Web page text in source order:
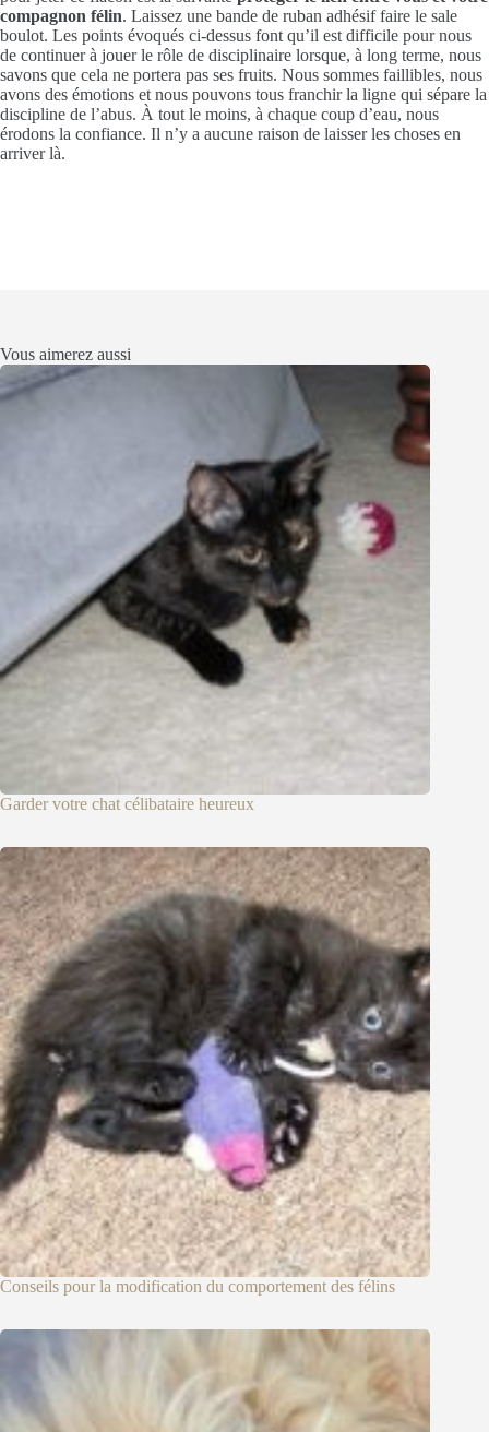
compagnon félin. Laissez une bande de ruban adhésif faire le sale
boulot. Les points évoqués ci-dessus font qu’il est difficile pour nous
de continuer à jouer le rôle de disciplinaire lorsque, à long terme, nous
savons que cela ne portera pas ses fruits. Nous sommes faillibles, nous
avons des émotions et nous pouvons tous franchir la ligne qui sépare la
discipline de l’abus. À tout le moins, à chaque coup d’eau, nous
érodons la confiance. Il n’y a aucune raison de laisser les choses en
arriver là.
Vous aimerez aussi
Garder votre chat célibataire heureux
Conseils pour la modification du comportement des félins